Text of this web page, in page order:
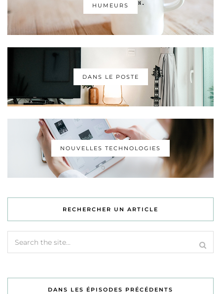
HUMEURS
DANS LE POSTE
NOUVELLES TECHNOLOGIES
RECHERCHER UN ARTICLE
DANS LES ÉPISODES PRÉCÉDENTS